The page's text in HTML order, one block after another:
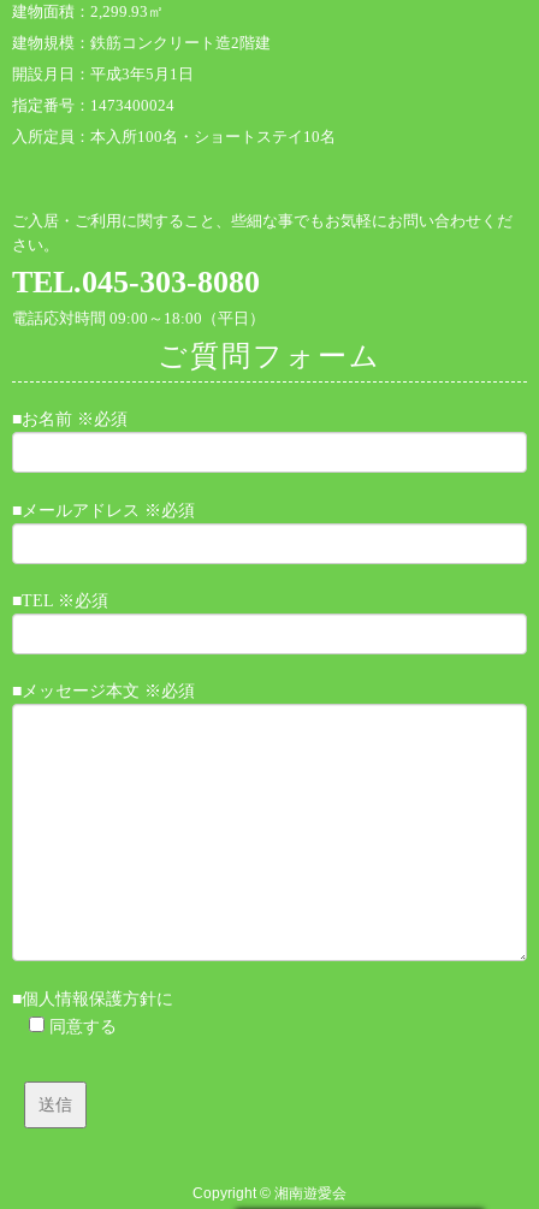
建物面積：2,299.93㎡
建物規模：鉄筋コンクリート造2階建
開設月日：平成3年5月1日
指定番号：1473400024
入所定員：本入所100名・ショートステイ10名
ご入居・ご利用に関すること、些細な事でもお気軽にお問い合わせくだ
さい。
TEL.045-303-8080
電話応対時間 09:00～18:00（平日）
ご質問フォーム
■お名前 ※必須
■メールアドレス ※必須
■TEL ※必須
■メッセージ本文 ※必須
■個人情報保護方針に
同意する
Copyright © 湘南遊愛会